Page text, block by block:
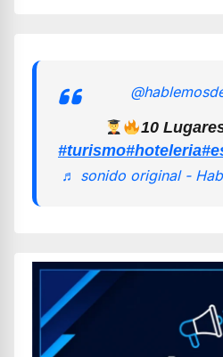
10
#turismo#hoteleria
♬ sonido original -